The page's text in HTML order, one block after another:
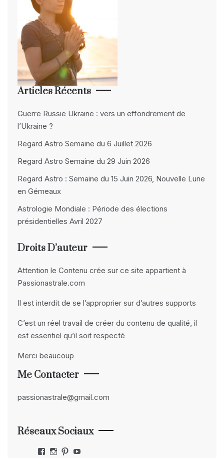
Articles Récents
Guerre Russie Ukraine : vers un effondrement de
l’Ukraine ?
Regard Astro Semaine du 6 Juillet 2026
Regard Astro Semaine du 29 Juin 2026
Regard Astro : Semaine du 15 Juin 2026, Nouvelle Lune
en Gémeaux
Astrologie Mondiale : Période des élections
présidentielles Avril 2027
Droits D’auteur
Attention le Contenu crée sur ce site appartient à
Passionastrale.com
Il est interdit de se l’approprier sur d’autres supports
C’est un réel travail de créer du contenu de qualité, il
est essentiel qu’il soit respecté
Merci beaucoup
Me Contacter
passionastrale@gmail.com
Réseaux Sociaux
Facebook
Instagram
Pinterest
YouTube